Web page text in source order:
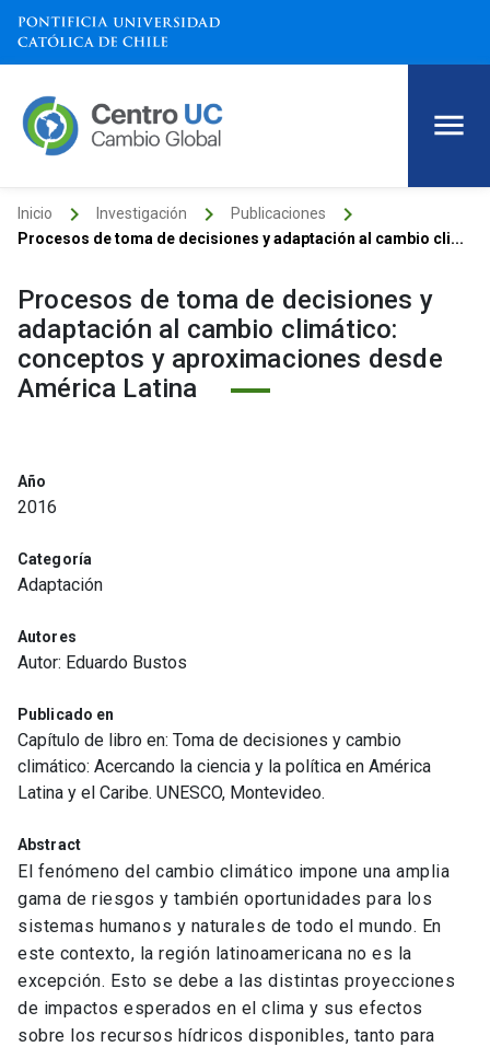
Inicio keyboard_arrow_right Investigación keyboard_arrow_right Publicaciones keyboard_arrow_right
Procesos de toma de decisiones y adaptación al cambio cli...
Procesos de toma de decisiones y
adaptación al cambio climático:
conceptos y aproximaciones desde
América Latina
Año
2016
Categoría
Adaptación
Autores
Autor: Eduardo Bustos
Publicado en
Capítulo de libro en: Toma de decisiones y cambio
climático: Acercando la ciencia y la política en América
Latina y el Caribe. UNESCO, Montevideo.
Abstract
El fenómeno del cambio climático impone una amplia
gama de riesgos y también oportunidades para los
sistemas humanos y naturales de todo el mundo. En
este contexto, la región latinoamericana no es la
excepción. Esto se debe a las distintas proyecciones
de impactos esperados en el clima y sus efectos
sobre los recursos hídricos disponibles, tanto para